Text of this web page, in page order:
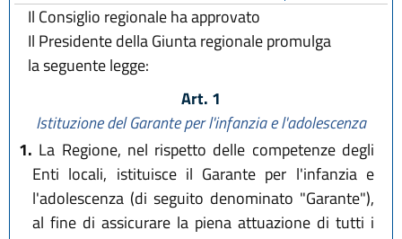
Il Consiglio regionale ha approvato
Il Presidente della Giunta regionale promulga
la seguente legge:
Art. 1
Istituzione del Garante per l'infanzia e l'adolescenza
1. La Regione, nel rispetto delle competenze degli
Enti locali, istituisce il Garante per l'infanzia e
l'adolescenza (di seguito denominato "Garante"),
al fine di assicurare la piena attuazione di tutti i